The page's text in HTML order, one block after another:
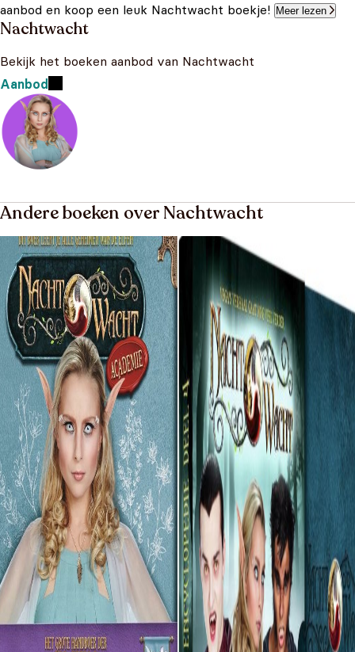
aanbod en koop een leuk Nachtwacht boekje!
Meer lezen
Nachtwacht
Bekijk het boeken aanbod van Nachtwacht
Aanbod
Andere boeken over Nachtwacht